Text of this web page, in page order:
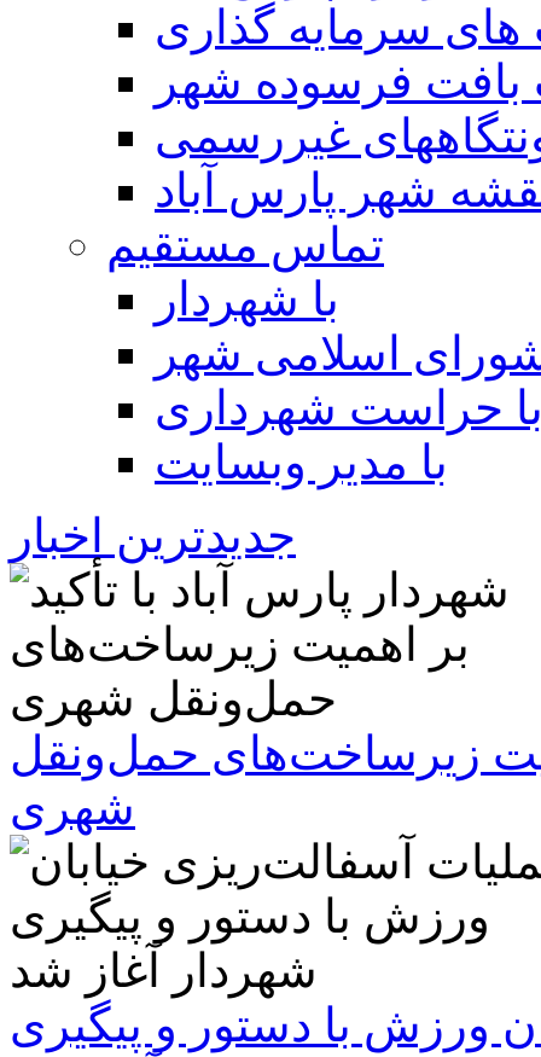
سرمایه گذاری
بافت فرسوده شهر
غیررسمی
شهر پارس آباد
تماس مستقیم
با شهردار
اسلامی شهر
حراست شهرداری
با مدیر وبسایت
جدیدترین اخبار
زیرساخت‌های حمل‌ونقل
شهری
ورزش با دستور و پیگیری